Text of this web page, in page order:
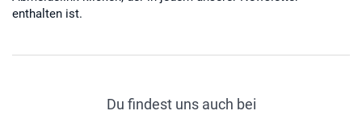
enthalten ist.
Du findest uns auch bei